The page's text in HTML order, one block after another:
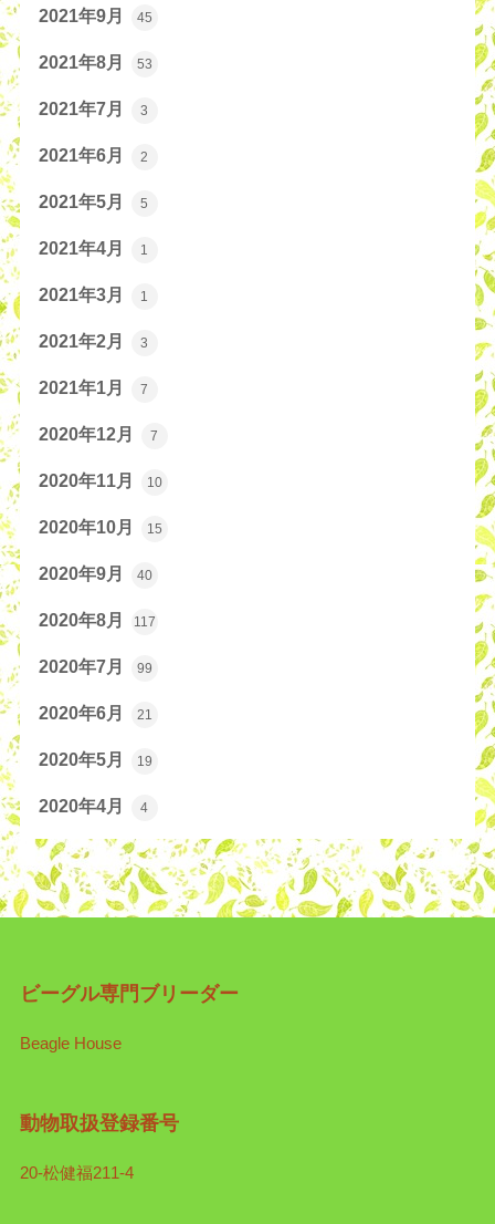
2021年9月 45
2021年8月 53
2021年7月 3
2021年6月 2
2021年5月 5
2021年4月 1
2021年3月 1
2021年2月 3
2021年1月 7
2020年12月 7
2020年11月 10
2020年10月 15
2020年9月 40
2020年8月 117
2020年7月 99
2020年6月 21
2020年5月 19
2020年4月 4
ビーグル専門ブリーダー
Beagle House
動物取扱登録番号
20-松健福211-4